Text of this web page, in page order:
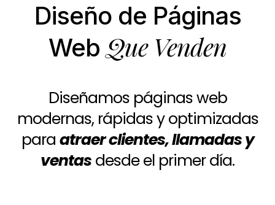
Diseño de Páginas
WebQue Venden
Diseñamos páginas web
modernas, rápidas y optimizadas
para atraer clientes, llamadas y
ventas desde el primer día.